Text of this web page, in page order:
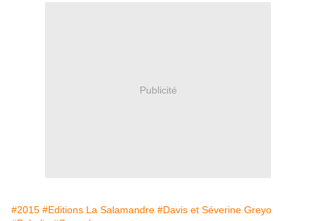
Publicité
#2015 #Editions La Salamandre #Davis et Séverine Greyo